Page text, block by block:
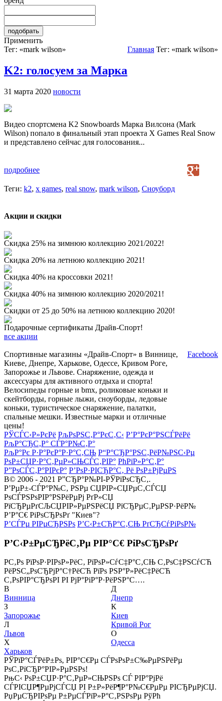
Применить
Тег: «mark wilson»
Главная Тег: «mark wilson»
K2: голосуем за Марка
31 марта 2020 новости
Видео спортсмена K2 Snowboards Марка Вилсона (Mark
Wilson) попало в финальный этап проекта X Games Real Snow
и представлено сейчас для голосования...
подробнее
Теги: k2, x games, real snow, mark wilson, Сноуборд
Акции и скидки
Скидка 25% на зимнюю коллекцию 2021/2022!
Скидка 20% на летнюю коллекцию 2021!
Скидка 40% на кроссовки 2021!
Скидка 40% на зимнюю коллекцию 2020/2021!
Скидки от 25 до 50% на летнюю коллекцию 2020!
Подарочные сертификаты Драйв-Спорт!
все акции
Спортивные магазины «Драйв-Спорт» в Виннице,
Киеве, Днепре, Харькове, Одессе, Кривом Роге,
Запорожье и Львове. Снаряжение, одежда и
аксессуары для активного отдыха и спорта!
Велосипеды горные и bmx, роликовые коньки и
скейтборды, горные лыжи, сноуборды, ледовые
коньки, туристическое снаряжение, палатки,
спальные мешки. Известные марки и отличные
цены!
Facebook
РЎСЃС‹Р»РєРё РљРѕРЅС‚Р°РєС‚С‹ Р’Р°РєР°РЅСЃРёРё
РљР°СЂС‚Р° СЃР°Р№С‚Р°
РљР°Рє Р·Р°РєР°Р·Р°С‚СЊ Р“Р°СЂР°РЅС‚РёР№РЅС‹Рµ
РѕР±СЏР·Р°С‚РµР»СЊСЃС‚РІР° РћРїР»Р°С‚Р°
Р”РѕСЃС‚Р°РІРєР° Р’РѕР·РІСЂР°С‚ Рё РѕР±РјРµРЅ
В© 2006 - 2021 Р”СЂР°Р№РІ-РЎРїРѕСЂС‚.
Р’РµР±-СЃР°Р№С‚ РЅРµ СЏРІР»СЏРµС‚СЃСЏ
РѕСЃРЅРѕРІР°РЅРёРµРј РґР»СЏ
РїСЂРµРґСЉСЏРІР»РµРЅРёСЏ РїСЂРµС‚РµРЅР·РёР№
Р’Р°С€ РіРѕСЂРѕРґ "Киев"?
Р’СЃРµ РІРµСЂРЅРѕ Р’С‹Р±СЂР°С‚СЊ РґСЂСѓРіРѕР№
Р’С‹Р±РµСЂРёС‚Рµ РІР°С€ РіРѕСЂРѕРґ
Р­С‚Рѕ РїРѕР·РІРѕР»РёС‚ РїРѕР»СѓС‡Р°С‚СЊ С‚РѕС‡РЅСѓСЋ
РёРЅС„РѕСЂРјР°С†РёСЋ РїРѕ РЅР°Р»РёС‡РёСЋ
С‚РѕРІР°СЂРѕРІ РІ РјР°РіР°Р·РёРЅР°С….
В
Винница
З
Запорожье
Л
Львов
Х
Харьков
Д
Днепр
К
Киев
Кривой Рог
О
Одесса
РЎРїР°СЃРёР±Рѕ, РІР°С€Рµ СЃРѕРѕР±С‰РµРЅРёРµ
РѕС‚РїСЂР°РІР»РµРЅРѕ!
РњС‹ РѕР±СЏР·Р°С‚РµР»СЊРЅРѕ СЃ РІР°РјРё
СЃРІСЏР¶РµРјСЃСЏ РІ Р±Р»РёР¶Р°Р№С€РµРµ РІСЂРµРјСЏ.
РџРµСЂРІРѕРµ Р±РµСЃРїР»Р°С‚РЅРѕРµ РўРћ